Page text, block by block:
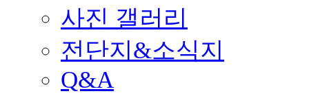
사진 갤러리
전단지&소식지
Q&A